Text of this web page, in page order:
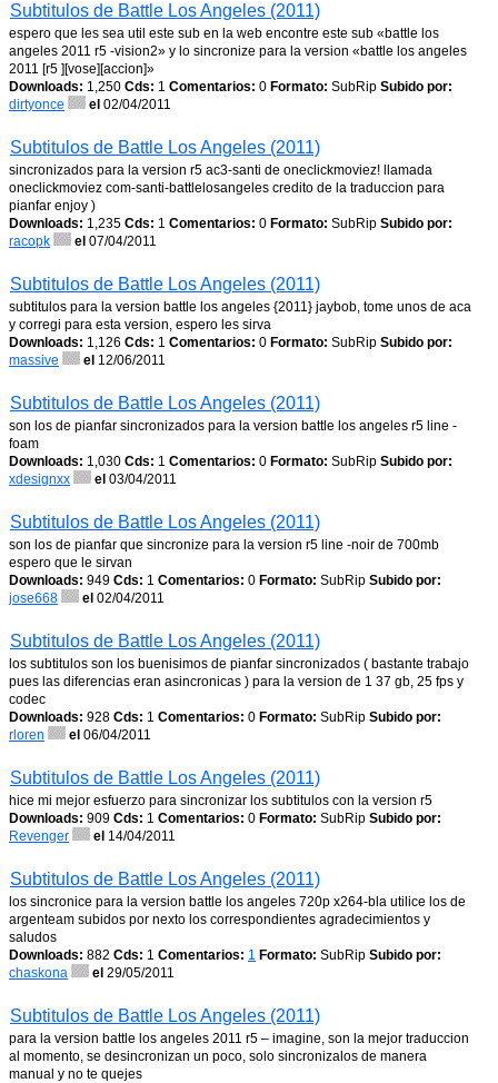
Subtitulos de Battle Los Angeles (2011)
espero que les sea util este sub en la web encontre este sub «battle los
angeles 2011 r5 -vision2» y lo sincronize para la version «battle los angeles
2011 [r5 ][vose][accion]»
Downloads: 1,250 Cds: 1 Comentarios: 0 Formato: SubRip Subido por:
dirtyonce
el 02/04/2011
Subtitulos de Battle Los Angeles (2011)
sincronizados para la version r5 ac3-santi de oneclickmoviez! llamada
oneclickmoviez com-santi-battlelosangeles credito de la traduccion para
pianfar enjoy )
Downloads: 1,235 Cds: 1 Comentarios: 0 Formato: SubRip Subido por:
racopk
el 07/04/2011
Subtitulos de Battle Los Angeles (2011)
subtitulos para la version battle los angeles {2011} jaybob, tome unos de aca
y corregi para esta version, espero les sirva
Downloads: 1,126 Cds: 1 Comentarios: 0 Formato: SubRip Subido por:
massive
el 12/06/2011
Subtitulos de Battle Los Angeles (2011)
son los de pianfar sincronizados para la version battle los angeles r5 line -
foam
Downloads: 1,030 Cds: 1 Comentarios: 0 Formato: SubRip Subido por:
xdesignxx
el 03/04/2011
Subtitulos de Battle Los Angeles (2011)
son los de pianfar que sincronize para la version r5 line -noir de 700mb
espero que le sirvan
Downloads: 949 Cds: 1 Comentarios: 0 Formato: SubRip Subido por:
jose668
el 02/04/2011
Subtitulos de Battle Los Angeles (2011)
los subtitulos son los buenisimos de pianfar sincronizados ( bastante trabajo
pues las diferencias eran asincronicas ) para la version de 1 37 gb, 25 fps y
codec
Downloads: 928 Cds: 1 Comentarios: 0 Formato: SubRip Subido por:
rloren
el 06/04/2011
Subtitulos de Battle Los Angeles (2011)
hice mi mejor esfuerzo para sincronizar los subtitulos con la version r5
Downloads: 909 Cds: 1 Comentarios: 0 Formato: SubRip Subido por:
Revenger
el 14/04/2011
Subtitulos de Battle Los Angeles (2011)
los sincronice para la version battle los angeles 720p x264-bla utilice los de
argenteam subidos por nexto los correspondientes agradecimientos y
saludos
Downloads: 882 Cds: 1 Comentarios: 1 Formato: SubRip Subido por:
chaskona
el 29/05/2011
Subtitulos de Battle Los Angeles (2011)
para la version battle los angeles 2011 r5 – imagine, son la mejor traduccion
al momento, se desincronizan un poco, solo sincronizalos de manera
manual y no te quejes